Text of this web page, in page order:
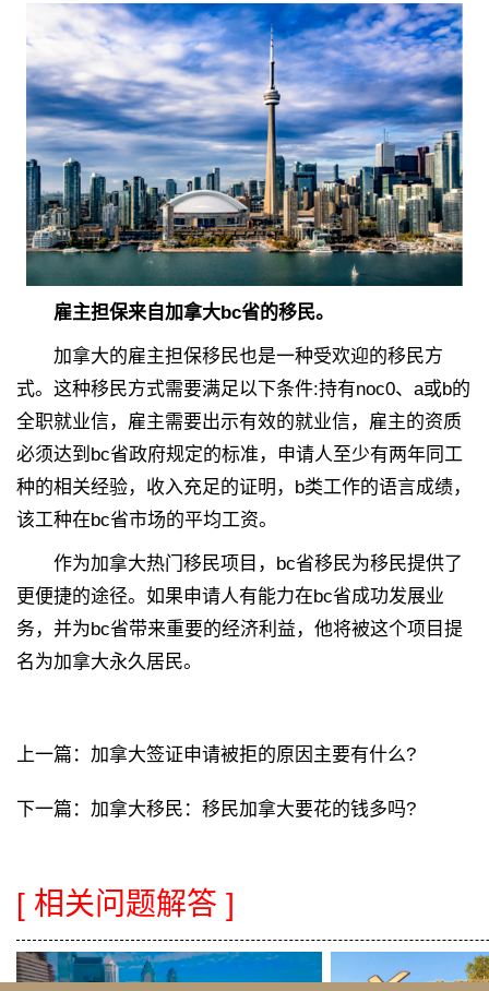
雇主担保来自加拿大bc省的移民。
加拿大的雇主担保移民也是一种受欢迎的移民方
式。这种移民方式需要满足以下条件:持有noc0、a或b的
全职就业信，雇主需要出示有效的就业信，雇主的资质
必须达到bc省政府规定的标准，申请人至少有两年同工
种的相关经验，收入充足的证明，b类工作的语言成绩，
该工种在bc省市场的平均工资。
作为加拿大热门移民项目，bc省移民为移民提供了
更便捷的途径。如果申请人有能力在bc省成功发展业
务，并为bc省带来重要的经济利益，他将被这个项目提
名为加拿大永久居民。
上一篇： 加拿大签证申请被拒的原因主要有什么?
下一篇： 加拿大移民：移民加拿大要花的钱多吗?
[ 相关问题解答 ]